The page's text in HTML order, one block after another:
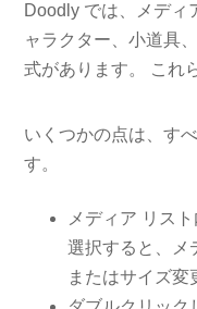
Doodly では、メディ
ャラクター、小道具
式があります。 これ
いくつかの点は、す
す。
メディア リス
選択すると、メ
またはサイズ変